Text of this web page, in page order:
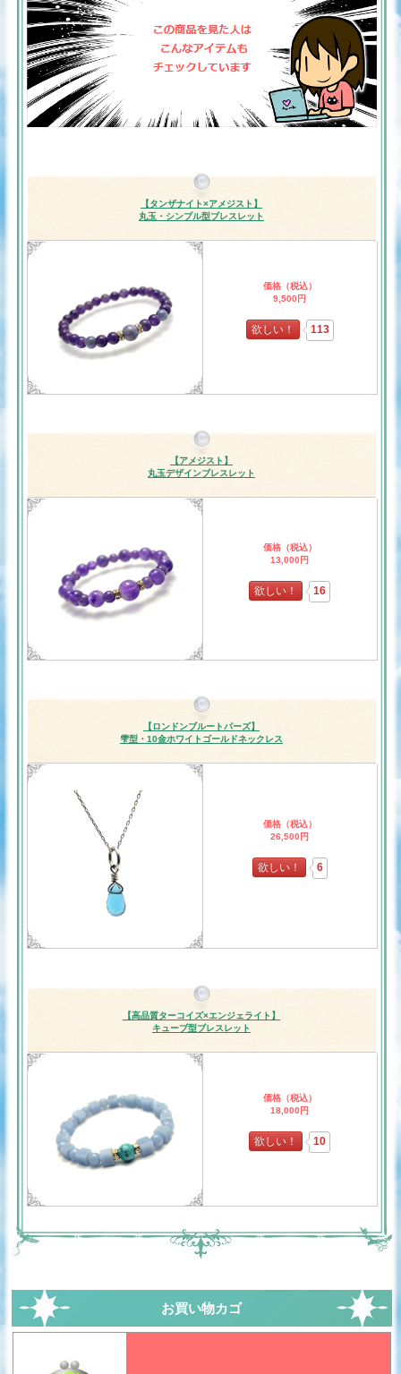
【タンザナイト×アメジスト】
丸玉・シンプル型ブレスレット
価格（税込）
9,500円
欲しい！ 113
【アメジスト】
丸玉デザインブレスレット
価格（税込）
13,000円
欲しい！ 16
【ロンドンブルートパーズ】
雫型・10金ホワイトゴールドネックレス
価格（税込）
26,500円
欲しい！ 6
【高品質ターコイズ×エンジェライト】
キューブ型ブレスレット
価格（税込）
18,000円
欲しい！ 10
お買い物カゴ